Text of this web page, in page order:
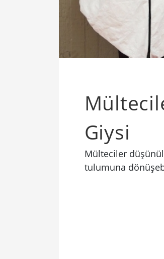
Giysi
Mülteciler
tulumuna